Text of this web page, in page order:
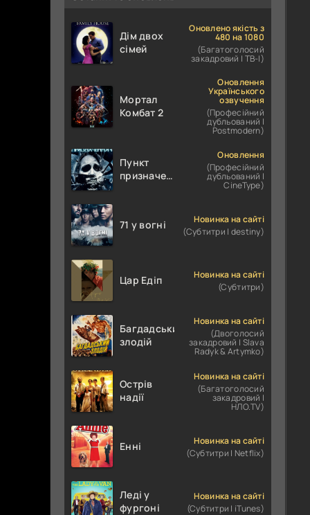
Дім двох
сімей
Оновлено якість з
480 на 1080
(Багатоголосий
закадровий | ТВ-І)
Мортал
Комбат 2
Оновлення
Українського
озвучення
(Професійний
дубльований |
Postmodern)
Пункт
призначення
Оновлення
(Професійний
дубльований |
CineType)
71 у вогні
Новинка на сайті
(Субтитри | destiny)
Цар Едіп
Новинка на сайті
(Субтитри)
Багдадський
злодій
Новинка на сайті
(Двоголосий
закадровий | Slava
Radyk & Artymko)
Острів
надії
Новинка на сайті
(Багатоголосий
закадровий |
НЛО.TV)
Енні
Новинка на сайті
(Субтитри | Netflix)
Леді у
фургоні
Новинка на сайті
(Субтитри | iTunes)